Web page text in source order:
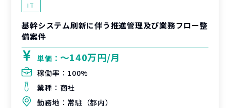
IT
基幹システム刷新に伴う推進管理及び業務フロー整
備案件
単価： 〜140万円/月
稼働率： 100%
業種： 商社
勤務地： 常駐（都内）